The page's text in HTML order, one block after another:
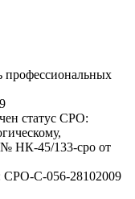
статус СРО:
№ НК-45/133-сро от
СРО-С-056-28102009